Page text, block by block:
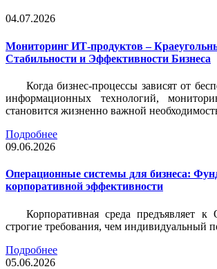
04.07.2026
Мониторинг ИТ-продуктов –
Стабильности и Эффективности Бизнеса
Когда бизнес-процессы зависят от
информационных технологий,
становится жизненно важной
Подробнее
09.06.2026
Операционные системы для бизнеса:
корпоративной эффективности
Корпоративная среда предъявляет к
строгие требования, чем индивидуальный
Подробнее
05.06.2026